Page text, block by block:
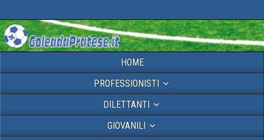
HOME
PROFESSIONISTI
DILETTANTI
GIOVANILI